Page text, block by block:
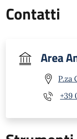
Contatti
Area
P.za
+39